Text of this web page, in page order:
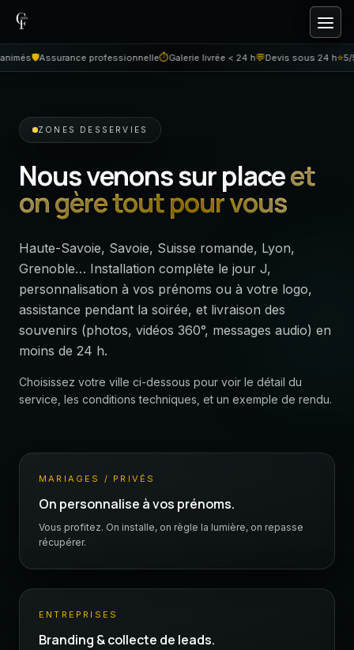
Aller au contenu
🛡️Assurance professionnelle⏱Galerie livrée < 24 h💬Devis sous 24 h⭐5/5
ZONES DESSERVIES
Nous venons sur placeet
on gère tout pour vous
Haute-Savoie, Savoie, Suisse romande, Lyon,
Grenoble… Installation complète le jour J,
personnalisation à vos prénoms ou à votre logo,
assistance pendant la soirée, et livraison des
souvenirs (photos, vidéos 360°, messages audio) en
moins de 24 h.
Choisissez votre ville ci-dessous pour voir le détail du
service, les conditions techniques, et un exemple de rendu.
MARIAGES / PRIVÉS
On personnalise à vos prénoms.
Vous profitez. On installe, on règle la lumière, on repasse
récupérer.
ENTREPRISES
Branding & collecte de leads.